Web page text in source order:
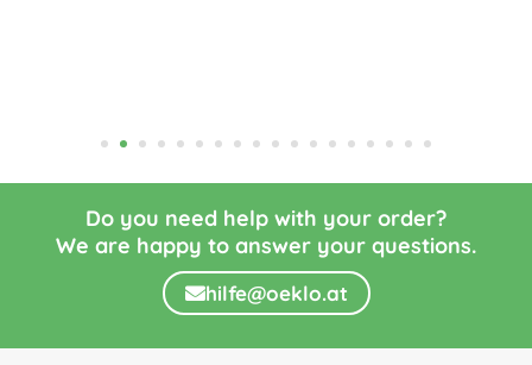
Do you need help with your order?
We are happy to answer your questions.
hilfe@oeklo.at